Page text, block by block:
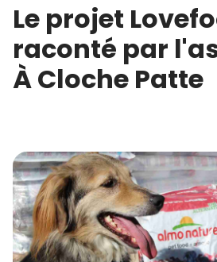
Le projet
raconté par
À Cloche Patte